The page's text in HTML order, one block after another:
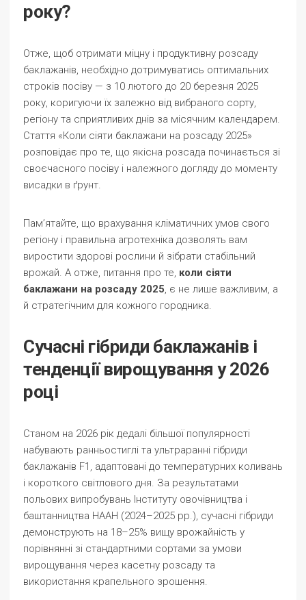
року?
Отже, щоб отримати міцну і продуктивну розсаду
баклажанів, необхідно дотримуватись оптимальних
строків посіву — з 10 лютого до 20 березня 2025
року, коригуючи їх залежно від вибраного сорту,
регіону та сприятливих днів за місячним календарем.
Стаття «Коли сіяти баклажани на розсаду 2025»
розповідає про те, що якісна розсада починається зі
своєчасного посіву і належного догляду до моменту
висадки в ґрунт.
Пам’ятайте, що врахування кліматичних умов свого
регіону і правильна агротехніка дозволять вам
виростити здорові рослини й зібрати стабільний
врожай. А отже, питання про те, коли сіяти
баклажани на розсаду 2025, є не лише важливим, а
й стратегічним для кожного городника.
Сучасні гібриди баклажанів і
тенденції вирощування у 2026
році
Станом на 2026 рік дедалі більшої популярності
набувають ранньостиглі та ультраранні гібриди
баклажанів F1, адаптовані до температурних коливань
і короткого світлового дня. За результатами
польових випробувань Інституту овочівництва і
баштанництва НААН (2024–2025 рр.), сучасні гібриди
демонструють на 18–25% вищу врожайність у
порівнянні зі стандартними сортами за умови
вирощування через касетну розсаду та
використання крапельного зрошення.